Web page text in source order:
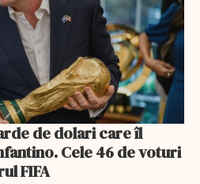
de dolari care îl
Cele 46 de voturi
FIFA